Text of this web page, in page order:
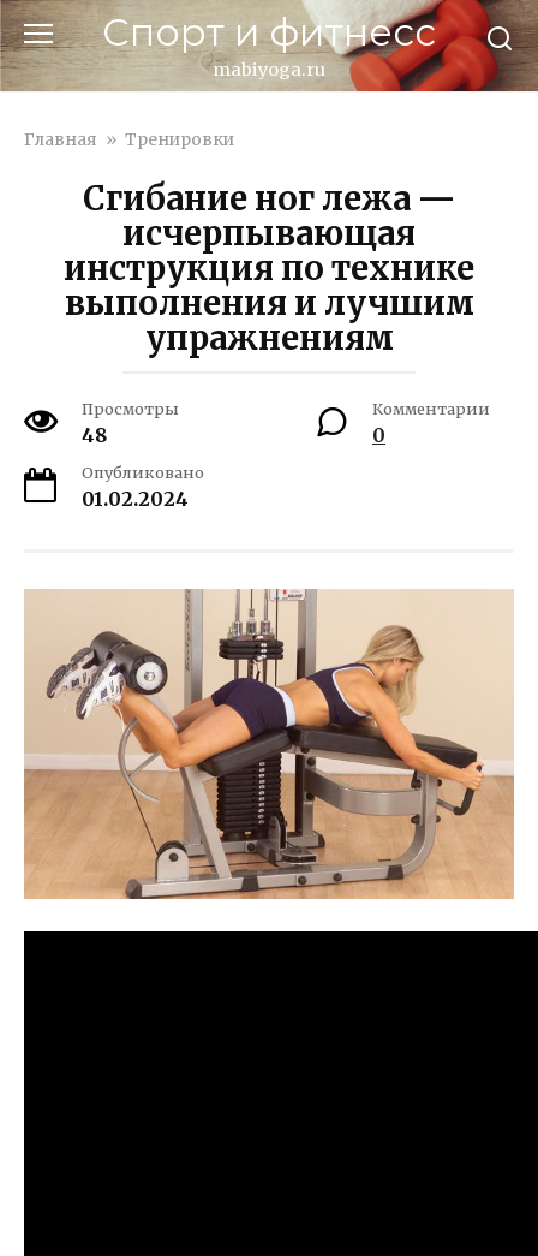
Перейти
к
контенту
Спорт и фитнесс
mabiyoga.ru
Главная » Тренировки
Сгибание ног лежа —
исчерпывающая
инструкция по технике
выполнения и лучшим
упражнениям
Просмотры
48
Комментарии
0
Опубликовано
01.02.2024